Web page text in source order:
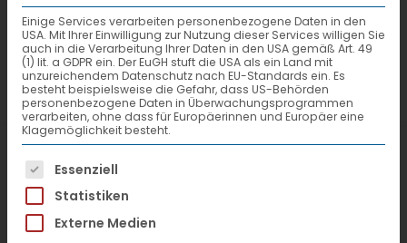
Einige Services verarbeiten personenbezogene Daten in den
USA. Mit Ihrer Einwilligung zur Nutzung dieser Services willigen Sie
auch in die Verarbeitung Ihrer Daten in den USA gemäß Art. 49
(1) lit. a GDPR ein. Der EuGH stuft die USA als ein Land mit
unzureichendem Datenschutz nach EU-Standards ein. Es
besteht beispielsweise die Gefahr, dass US-Behörden
personenbezogene Daten in Überwachungsprogrammen
verarbeiten, ohne dass für Europäerinnen und Europäer eine
Klagemöglichkeit besteht.
Es folgt eine Liste der Service-Gruppen,
Essenziell
Statistiken
Externe Medien